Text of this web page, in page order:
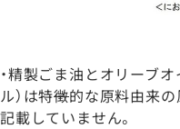
・精製ごま油とオリーブ
ル）は特徴的な原料由来の
記載していません。